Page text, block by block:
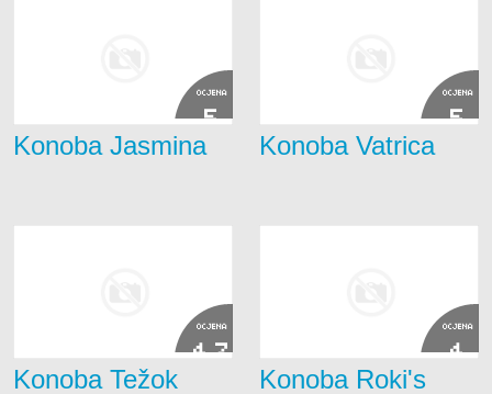
OCJENA
5
Konoba Jasmina
OCJENA
5
Konoba Vatrica
OCJENA
4.7
Konoba Težok
OCJENA
4
Konoba Roki's